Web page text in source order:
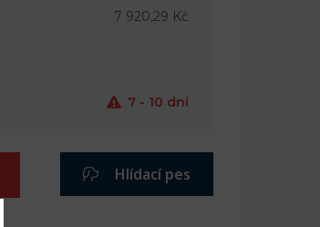
7 920,29 Kč
7 - 10 dní
Hlídací pes